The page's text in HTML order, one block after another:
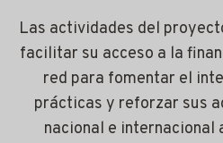
Las actividades del
facilitar su acceso a la
red para fomentar el
prácticas y reforzar sus
nacional e internacional